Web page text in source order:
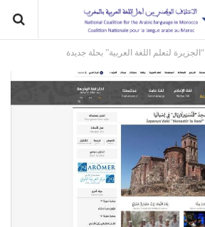
“الجزيرة لتعلم اللغة العربية” بحلة جديدة